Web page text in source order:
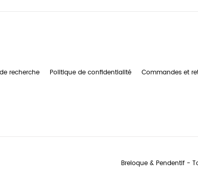
recherche Politique de confidentialité Commandes et
Breloque & Pendentif -